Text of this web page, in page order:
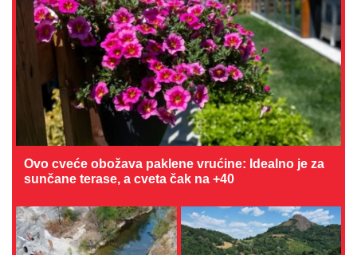
Ovo cveće obožava paklene vrućine: Idealno je za
sunčane terase, a cveta čak na +40